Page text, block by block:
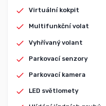
Virtuální kokpit
Multifunkční volat
Vyhřívaný volant
Parkovací senzory
Parkovací kamera
LED světlomety